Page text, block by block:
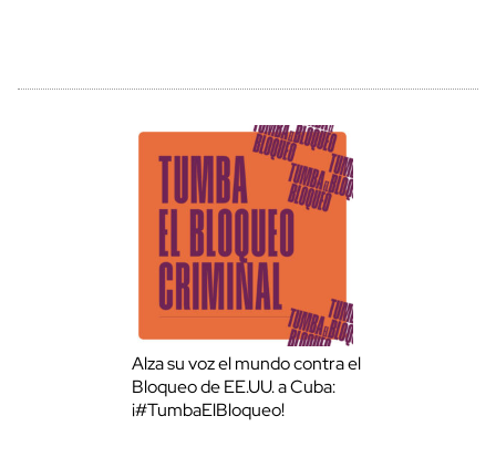
Alza su voz el mundo contra el
Bloqueo de EE.UU. a Cuba:
¡#TumbaElBloqueo!